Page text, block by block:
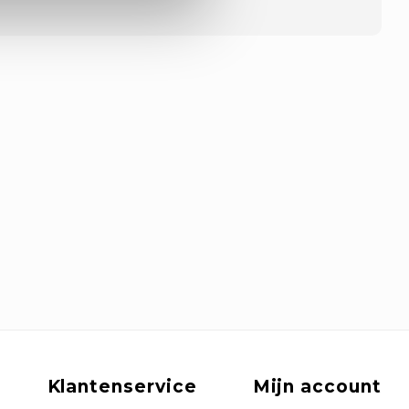
Klantenservice Mijn account